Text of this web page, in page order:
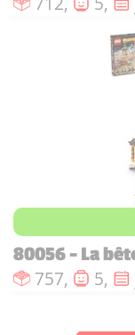
80056 - La
Nombre de
757, 5,